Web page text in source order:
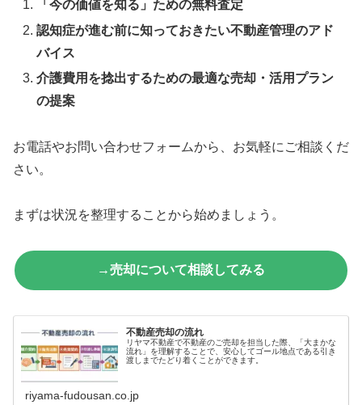
「今の価値を知る」ための無料査定
認知症が進む前に知っておきたい不動産管理のアド
バイス
介護費用を捻出するための最適な売却・活用プラン
の提案
お電話やお問い合わせフォームから、お気軽にご相談くだ
さい。
まずは状況を整理することから始めましょう。
→売却について相談してみる
不動産売却の流れ
リヤマ不動産で不動産のご売却を担当した際、「大まかな
流れ」を理解することで、安心してゴール地点である引き
渡しまでたどり着くことができます。
riyama-fudousan.co.jp